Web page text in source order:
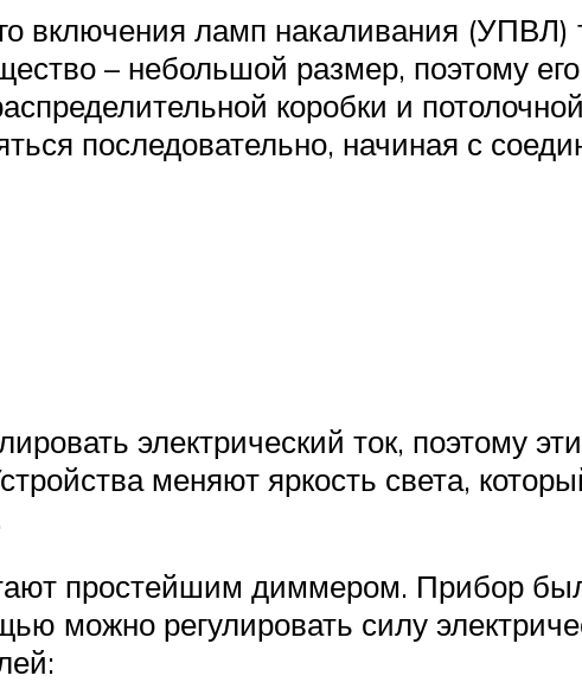
включения ламп накаливания (УПВЛ)
– небольшой размер, поэтому
коробки и
последовательно, начиная с
электрический ток, поэтому
меняют яркость света,
простейшим диммером. Прибор
можно регулировать силу